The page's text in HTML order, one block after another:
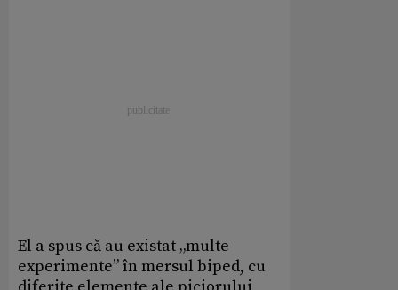
El a spus că au existat „multe
experimente” în mersul biped, cu